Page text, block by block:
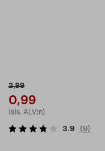
2,99
0,99
(sis. ALV:n)
3.9 (9)